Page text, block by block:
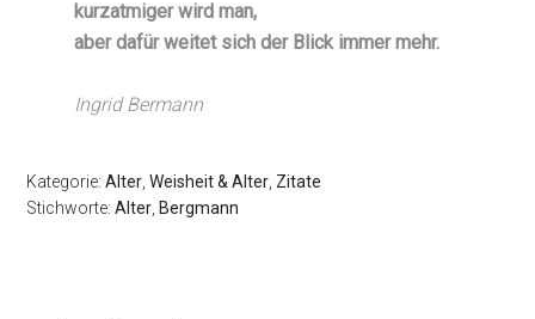
kurzatmiger wird man,
aber dafür weitet sich der Blick immer mehr.
Ingrid Bermann
Kategorie:Alter ,Weisheit & Alter Zitate
Stichworte:Alter Bergmann